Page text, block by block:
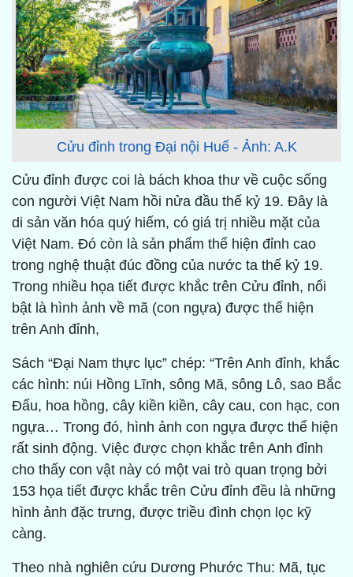
Cửu đỉnh trong Đại nội Huế - Ảnh: A.K
Cửu đỉnh được coi là bách khoa thư về cuộc sống
con người Việt Nam hồi nửa đầu thế kỷ 19. Đây là
di sản văn hóa quý hiếm, có giá trị nhiều mặt của
Việt Nam. Đó còn là sản phẩm thể hiện đỉnh cao
trong nghệ thuật đúc đồng của nước ta thế kỷ 19.
Trong nhiều họa tiết được khắc trên Cửu đỉnh, nổi
bật là hình ảnh về mã (con ngựa) được thể hiện
trên Anh đỉnh,
Sách “Đại Nam thực lục” chép: “Trên Anh đỉnh, khắc
các hình: núi Hồng Lĩnh, sông Mã, sông Lô, sao Bắc
Đẩu, hoa hồng, cây kiền kiền, cây cau, con hạc, con
ngựa… Trong đó, hình ảnh con ngựa được thể hiện
rất sinh động. Việc được chọn khắc trên Anh đỉnh
cho thấy con vật này có một vai trò quan trọng bởi
153 họa tiết được khắc trên Cửu đỉnh đều là những
hình ảnh đặc trưng, được triều đình chọn lọc kỹ
càng.
Theo nhà nghiên cứu Dương Phước Thu: Mã, tục